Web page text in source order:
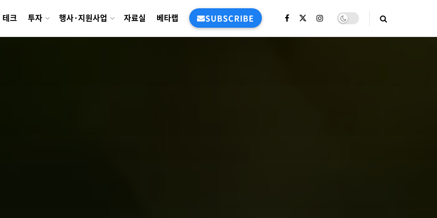
테크 투자 행사·지원사업 자료실 베타랩 SUBSCRIBE